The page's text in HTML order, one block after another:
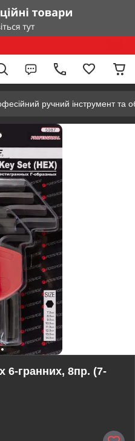
ручний інструмент та
6-гранних, 8пр. (7-